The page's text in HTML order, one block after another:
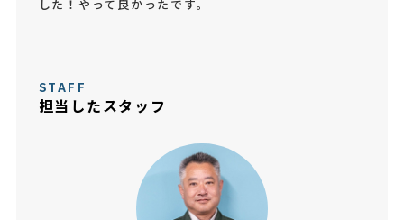
した！やって良かったです。
STAFF
担当したスタッフ